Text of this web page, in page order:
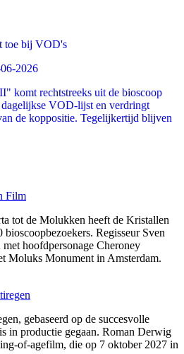
toe bij VOD's
2026
komt rechtstreeks uit de bioscoop
VOD-lijst en verdringt
de koppositie. Tegelijkertijd blijven
Film
tot de Molukken heeft de Kristallen
Regisseur Sven
hoofdpersonage Cheroney
Moluks Monument in Amsterdam.
gebaseerd op de succesvolle
in productie gegaan. Roman Derwig
of-agefilm, die op 7 oktober 2027 in